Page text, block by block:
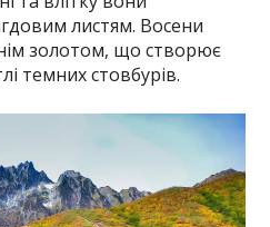
листям. Восени
золотом, що створює
темних стовбурів.